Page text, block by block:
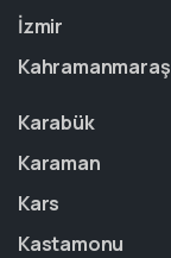
İzmir
Kahramanmaraş
Karabük
Karaman
Kars
Kastamonu